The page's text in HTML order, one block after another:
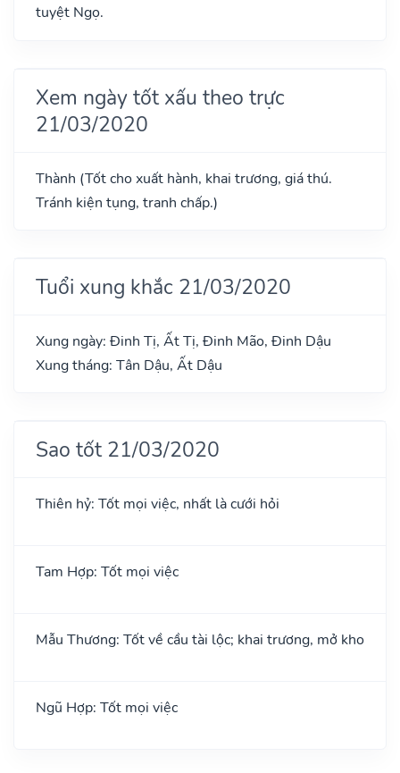
tuyệt Ngọ.
Xem ngày tốt xấu theo trực
21/03/2020
Thành (Tốt cho xuất hành, khai trương, giá thú.
Tránh kiện tụng, tranh chấp.)
Tuổi xung khắc 21/03/2020
Xung ngày: Đinh Tị, Ất Tị, Đinh Mão, Đinh Dậu
Xung tháng: Tân Dậu, Ất Dậu
Sao tốt 21/03/2020
Thiên hỷ: Tốt mọi việc, nhất là cưới hỏi
Tam Hợp: Tốt mọi việc
Mẫu Thương: Tốt về cầu tài lộc; khai trương, mở kho
Ngũ Hợp: Tốt mọi việc